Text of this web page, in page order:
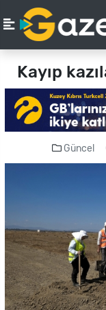
Kayıp
Güncel